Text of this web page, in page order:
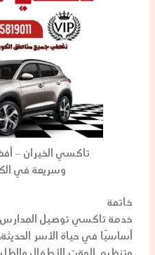
تاكسي الخيران –
وسريعة في الكويت |
خاتمة
خدمة تاكسي توصيل المدارس
أساسيًا في حياة الأسر